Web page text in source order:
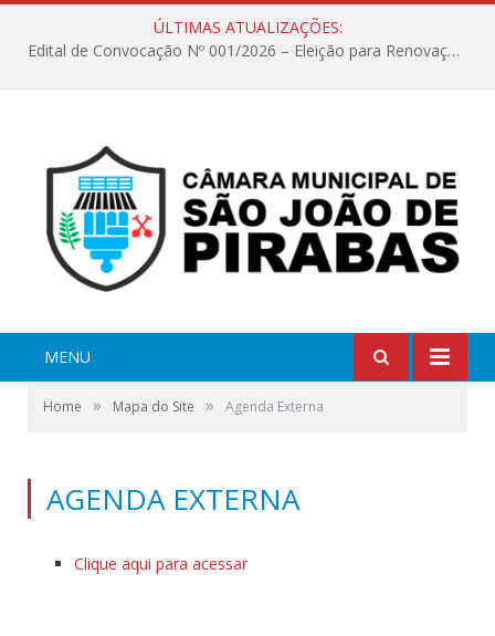
ÚLTIMAS ATUALIZAÇÕES:
Edital de Convocação Nº 001/2026 – Eleição para Renovação da Mesa Diretora – Biênio 2027/2028
MENU
Home » Mapa do Site » Agenda Externa
AGENDA EXTERNA
Clique aqui para acessar